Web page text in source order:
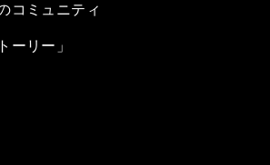
コミュニティ
ーリー」